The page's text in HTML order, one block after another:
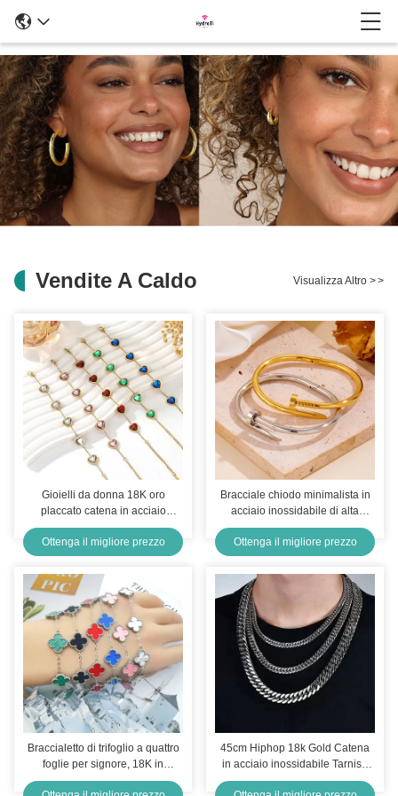
Vendite A Caldo Visualizza Altro >>
Gioielli da donna 18K oro
placcato catena in acciaio
inossidabile braccialetti di
cristallo per donne
Ottenga il migliore prezzo
Bracciale chiodo minimalista in
acciaio inossidabile di alta
qualità
Ottenga il migliore prezzo
Braccialetto di trifoglio a quattro
foglie per signore, 18K in
acciaio inossidabile dorato
45cm Hiphop 18k Gold Catena
in acciaio inossidabile Tarnish
Free Mens Collare di legame